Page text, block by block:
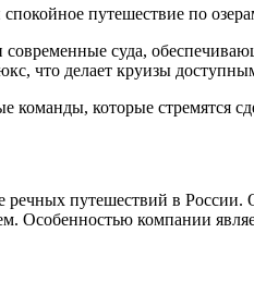
путешествие по
суда,
что делает круизы
которые стремятся
путешествий в
Особенностью компании